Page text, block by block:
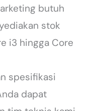
butuh
stok
i3 hingga Core
spesifikasi
dapat